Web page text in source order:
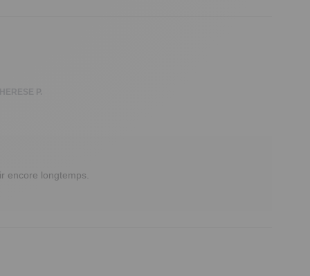
P.
encore longtemps.